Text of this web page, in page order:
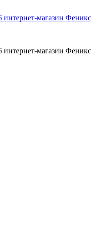
интернет-магазин Феникс
интернет-магазин Феникс